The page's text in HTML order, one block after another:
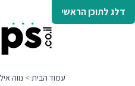
דלג לתוכן הראשי
עמוד הבית > נווה